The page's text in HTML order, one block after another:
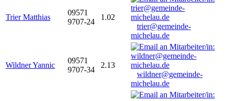
Trier Matthias
09571
9707-24
1.02
trier@gemeinde-
michelau.de
Wildner Yannic
09571
9707-34
2.13
wildner@gemeinde-
michelau.de